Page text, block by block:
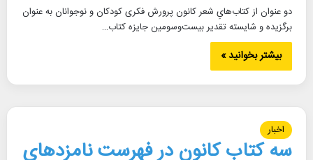
دو عنوان از کتاب‌هایِ شعر کانون پرورش فکری کودکان و نوجوانان به عنوان
برگزیده و شایسته تقدیر بیست‌وسومین جایزه کتاب…
بیشتر بخوانید »
اخبار
سه کتاب کانون در فهرست نامزدهای